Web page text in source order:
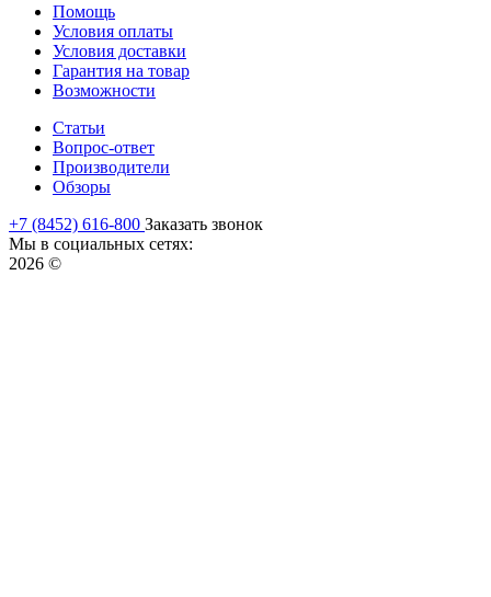
Помощь
Условия оплаты
Условия доставки
Гарантия на товар
Возможности
Статьи
Вопрос-ответ
Производители
Обзоры
+7 (8452) 616-800 Заказать звонок
Мы в социальных сетях:
2026 ©